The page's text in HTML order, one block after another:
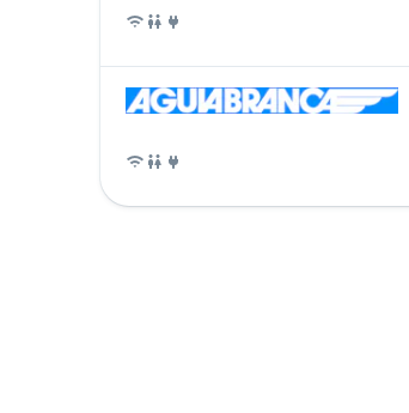
Autobús
Autobús